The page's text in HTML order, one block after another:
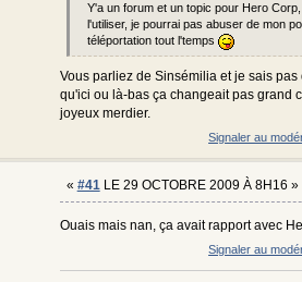
Y'a un forum et un topic pour Hero
l'utiliser, je pourrai pas abuser de mon
téléportation tout l'temps
Vous parliez de Sinsémilia et je sais pas
qu'ici ou là-bas ça changeait pas grand
joyeux merdier.
Signaler au
« #41LE 29 OCTOBRE 2009 À 8H16 »
Ouais mais nan, ça avait rapport avec
Signaler au